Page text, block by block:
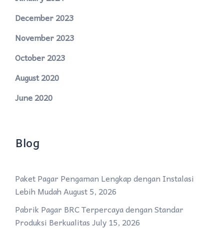
December 2023
November 2023
October 2023
August 2020
June 2020
Blog
Paket Pagar Pengaman Lengkap dengan Instalasi
Lebih MudahAugust 5, 2026
Pabrik Pagar BRC Terpercaya dengan Standar
Produksi BerkualitasJuly 15, 2026